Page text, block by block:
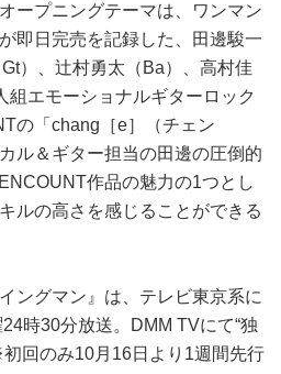
ープニングテーマは、ワンマン
即日完売を記録した、田邊駿一
Gt）、辻村勇太（Ba）、高村佳
組エモーショナルギターロック
の「chang［e］（チェン
ル＆ギター担当の田邊の圧倒的
作品の魅力の1つとし
ルの高さを感じることができる
ングマン』は、テレビ東京系に
時30分放送。DMM TVにて“独
回のみ10月16日より1週間先行